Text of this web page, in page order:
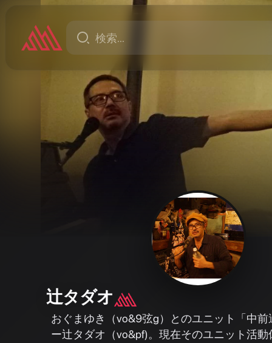
辻タダオ
おぐまゆき（vo&9弦g）とのユニット「中
ー辻タダオ（vo&pf)。現在そのユニット活